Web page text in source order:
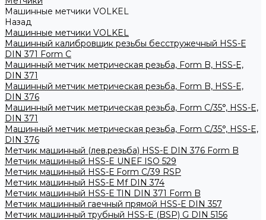
Машинные метчики VOLKEL
Назад
Машинные метчики VOLKEL
Машинный калибровщик резьбы бесстружечный HSS-Е
DIN 371 Form C
Машинный метчик метрическая резьба, Form B, HSS-E,
DIN 371
Машинный метчик метрическая резьба, Form B, HSS-E,
DIN 376
Машинный метчик метрическая резьба, Form С/35°, HSS-E,
DIN 371
Машинный метчик метрическая резьба, Form С/35°, HSS-E,
DIN 376
Метчик машинный (лев.резьба) HSS-Е DIN 376 Form B
Метчик машинный HSS-E UNEF ISO 529
Метчик машинный HSS-Е Form C/39 RSP
Метчик машинный HSS-Е Mf DIN 374
Метчик машинный HSS-Е TIN DIN 371 Form B
Метчик машинный гаечный прямой HSS-Е DIN 357
Метчик машинный трубный HSS-E (BSP) G DIN 5156